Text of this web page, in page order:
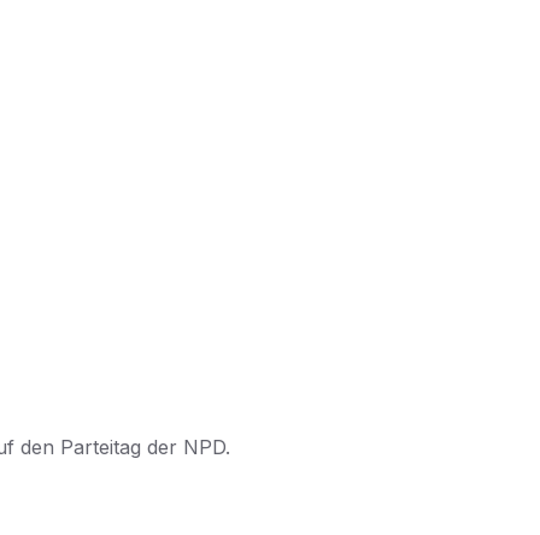
den Parteitag der NPD.